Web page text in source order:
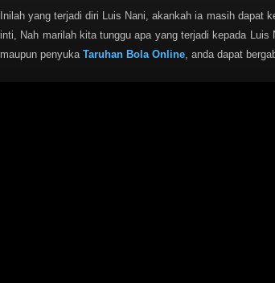
Inilah yang terjadi diri Luis Nani, akankah ia masih dapat
inti, Nah marilah kita tunggu apa yang terjadi kepada
maupun penyuka Taruhan Bola Online, anda dapat